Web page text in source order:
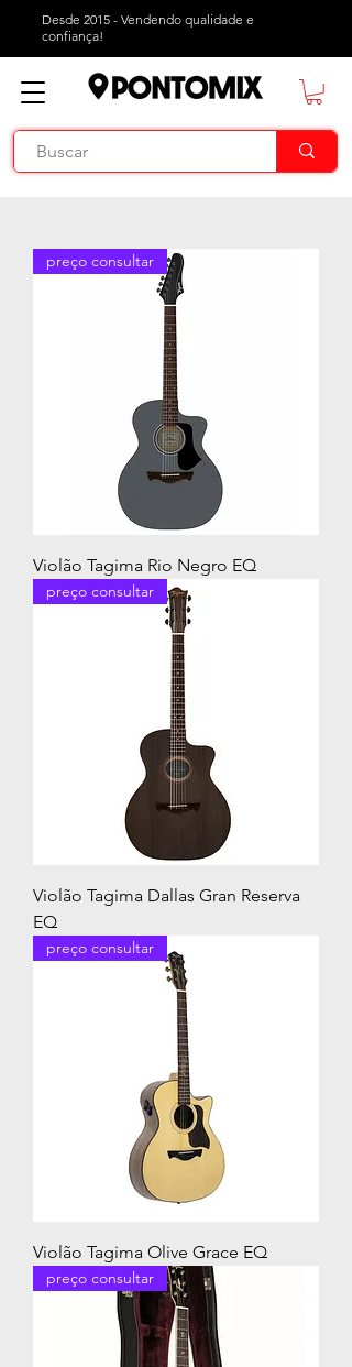
Desde 2015 - Vendendo qualidade e
confiança!
preço consultar
Violão Tagima Rio Negro EQ
preço consultar
Violão Tagima Dallas Gran Reserva
EQ
preço consultar
Violão Tagima Olive Grace EQ
preço consultar